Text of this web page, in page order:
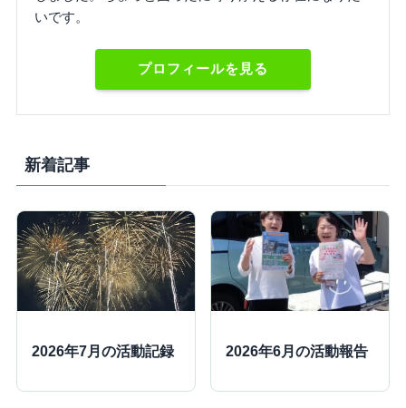
いです。
プロフィールを見る
新着記事
2026年7月の活動記録 2026年6月の活動報告